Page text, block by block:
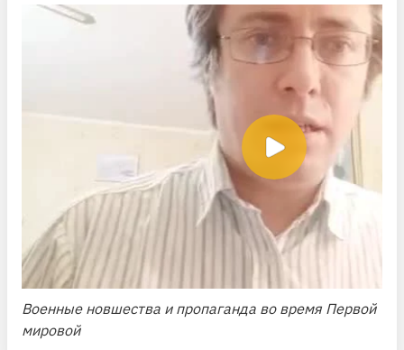
Военные новшества и пропаганда во время Первой
мировой